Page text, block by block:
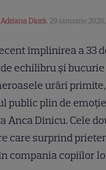
Adriana Diură, 29 ianuarie 2026,
împlinirea a 33
echilibru și bucurie
urări primite,
public plin de
Anca Dinicu. Cele
care surprind
compania copiilor